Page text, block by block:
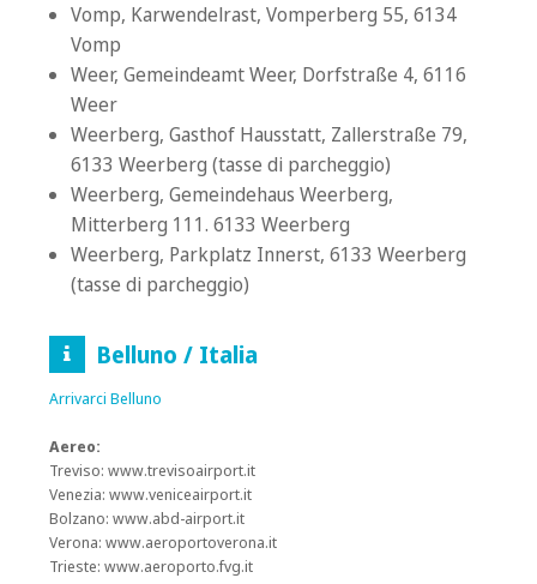
Vomp, Karwendelrast, Vomperberg 55, 6134
Vomp
Weer, Gemeindeamt Weer, Dorfstraße 4, 6116
Weer
Weerberg, Gasthof Hausstatt, Zallerstraße 79,
6133 Weerberg (tasse di parcheggio)
Weerberg, Gemeindehaus Weerberg,
Mitterberg 111. 6133 Weerberg
Weerberg, Parkplatz Innerst, 6133 Weerberg
(tasse di parcheggio)
Belluno / Italia
Arrivarci Belluno
Aereo:
Treviso: www.trevisoairport.it
Venezia: www.veniceairport.it
Bolzano: www.abd-airport.it
Verona: www.aeroportoverona.it
Trieste: www.aeroporto.fvg.it